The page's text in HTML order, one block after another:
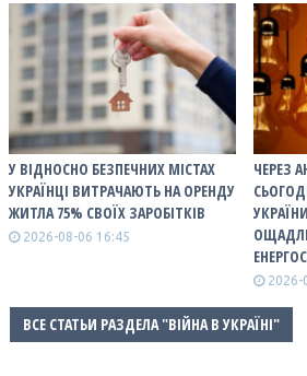
У ВІДНОСНО БЕЗПЕЧНИХ МІСТАХ
УКРАЇНЦІ ВИТРАЧАЮТЬ НА ОРЕНДУ
ЖИТЛА 75% СВОЇХ ЗАРОБІТКІВ
2026-08-06 16:45
ЧЕРЕЗ
2026-
ВСЕ СТАТЬИ РАЗДЕЛА "ВІЙНА В УКРАЇНІ"